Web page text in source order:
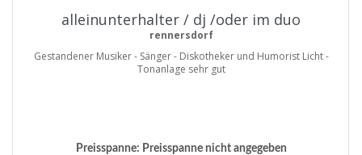
alleinunterhalter / dj /oder im duo
rennersdorf
Gestandener Musiker - Sänger - Diskotheker und Humorist Licht -
Tonanlage sehr gut
Preisspanne: Preisspanne nicht angegeben